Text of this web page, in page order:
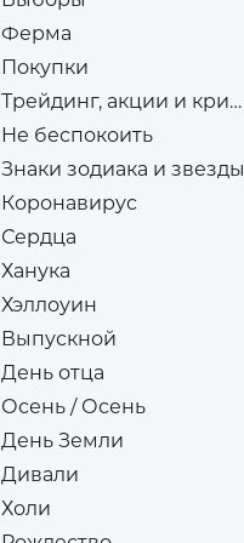
Ферма
Покупки
Трейдинг, акции и криптовалюта
Не беспокоить
Знаки зодиака и звезды
Коронавирус
Сердца
Ханука
Хэллоуин
Выпускной
День отца
Осень / Осень
День Земли
Дивали
Холи